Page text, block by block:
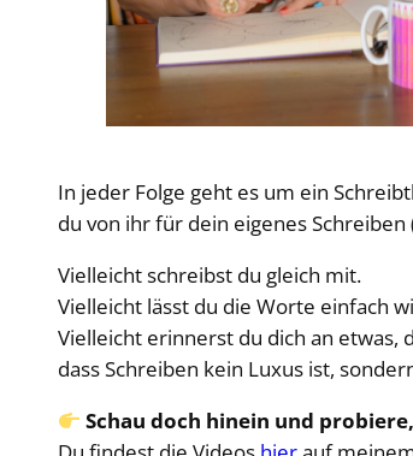
In jeder Folge geht es um ein
du von ihr für dein eigenes
Vielleicht schreibst du gleich mit.
Vielleicht lässt du die Worte einfach
Vielleicht erinnerst du dich an etwas,
dass Schreiben kein Luxus ist,
Schau doch hinein und